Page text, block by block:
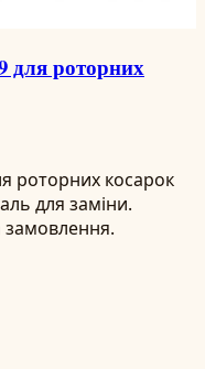
для роторних
роторних косарок
для заміни.
замовлення.